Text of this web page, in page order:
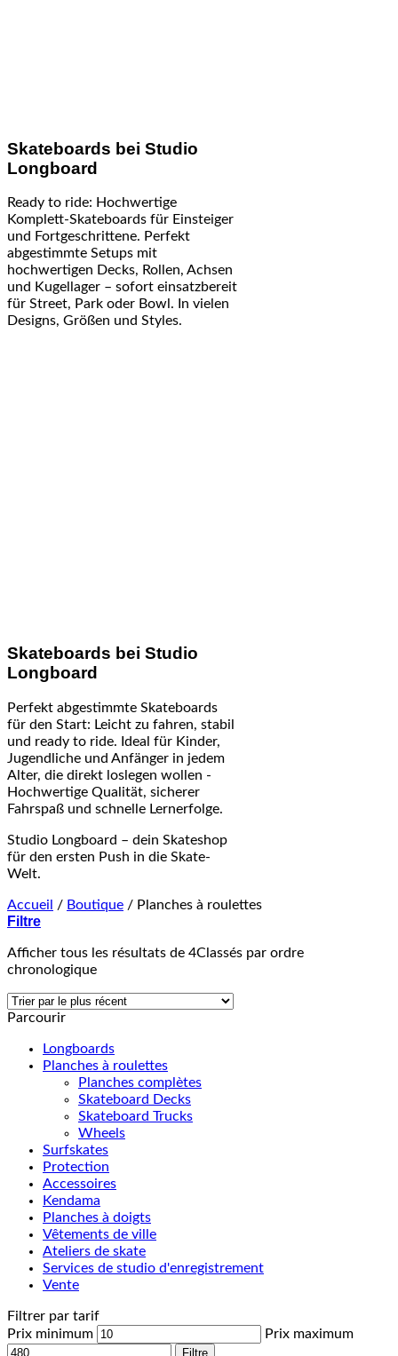
Skateboards bei Studio
Longboard
Ready to ride: Hochwertige
Komplett-Skateboards für Einsteiger
und Fortgeschrittene. Perfekt
abgestimmte Setups mit
hochwertigen Decks, Rollen, Achsen
und Kugellager – sofort einsatzbereit
für Street, Park oder Bowl. In vielen
Designs, Größen und Styles.
Skateboards bei Studio
Longboard
Perfekt abgestimmte Skateboards
für den Start: Leicht zu fahren, stabil
und ready to ride. Ideal für Kinder,
Jugendliche und Anfänger in jedem
Alter, die direkt loslegen wollen -
Hochwertige Qualität, sicherer
Fahrspaß und schnelle Lernerfolge.
Studio Longboard – dein Skateshop
für den ersten Push in die Skate-
Welt.
Accueil / Boutique / Planches à roulettes
Filtre
Afficher tous les résultats de 4Classés par ordre
chronologique
Parcourir
Longboards
Planches à roulettes
Planches complètes
Skateboard Decks
Skateboard Trucks
Wheels
Surfskates
Protection
Accessoires
Kendama
Planches à doigts
Vêtements de ville
Ateliers de skate
Services de studio d'enregistrement
Vente
Filtrer par tarif
Prix minimum
Prix maximum
Filtre